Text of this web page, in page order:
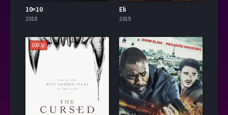
10×10
2018
Eli
2019
1080p